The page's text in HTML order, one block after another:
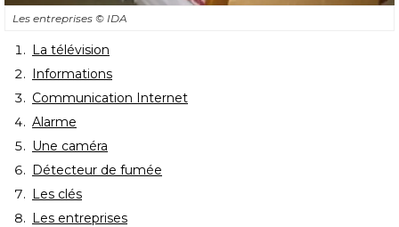
Les entreprises © IDA
La télévision
Informations
Communication Internet
Alarme
Une caméra
Détecteur de fumée
Les clés
Les entreprises